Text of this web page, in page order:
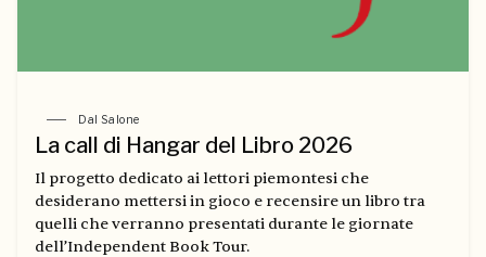
Dal Salone
La call di Hangar del Libro 2026
Il progetto dedicato ai lettori piemontesi che
desiderano mettersi in gioco e recensire un libro tra
quelli che verranno presentati durante le giornate
dell’Independent Book Tour.